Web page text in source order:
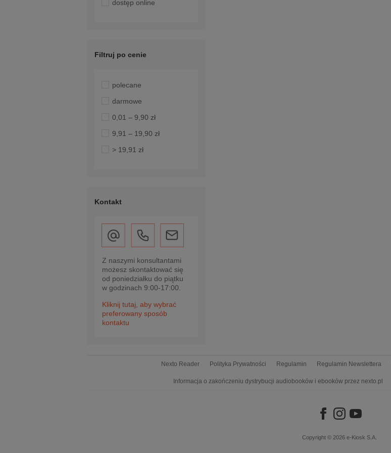
dostęp online
Filtruj po cenie
polecane
darmowe
0,01 – 9,90 zł
9,91 – 19,90 zł
> 19,91 zł
Kontakt
Z naszymi konsultantami
możesz skontaktować się
od poniedziałku do piątku
w godzinach 9:00-17:00.
Kliknij tutaj, aby wybrać
preferowany sposób
kontaktu
Nexto Reader Polityka Prywatności Regulamin Regulamin Newslettera
Informacja o zakończeniu dystrybucji audiobooków i ebooków przez nexto.pl
Copyright © 2026 e-Kiosk S.A.